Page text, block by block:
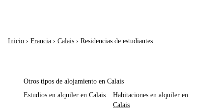
Inicio › Francia › Calais › Residencias de estudiantes
Otros tipos de alojamiento en Calais
Estudios en alquiler en Calais
Habitaciones en alquiler en
Calais